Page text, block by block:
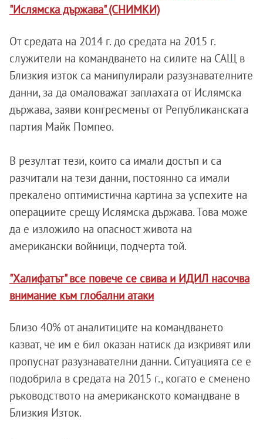
"Ислямска държава" (СНИМКИ)
От средата на 2014 г. до средата на 2015 г.
служители на командването на силите на САЩ в
Близкия изток са манипулирали разузнавателните
данни, за да омаловажат заплахата от Ислямска
държава, заяви конгресменът от Републиканската
партия Майк Помпео.
В резултат тези, които са имали достъп и са
разчитали на тези данни, постоянно са имали
прекалено оптимистична картина за успехите на
операциите срещу Ислямска държава. Това може
да е изложило на опасност живота на
американски войници, подчерта той.
"Халифатът" все повече се свива и ИДИЛ насочва
внимание към глобални атаки
Близо 40% от аналитиците на командването
казват, че им е бил оказан натиск да изкривят или
пропуснат разузнавателни данни. Ситуацията се е
подобрила в средата на 2015 г., когато е сменено
ръководството на американското командване в
Близкия Изток.